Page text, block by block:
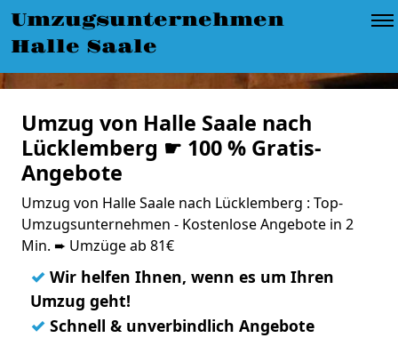
Umzugsunternehmen
Halle Saale
Umzug von Halle Saale nach
Lücklemberg ☛ 100 % Gratis-
Angebote
Umzug von Halle Saale nach Lücklemberg : Top-
Umzugsunternehmen - Kostenlose Angebote in 2
Min. ➨ Umzüge ab 81€
✓ Wir helfen Ihnen, wenn es um Ihren
Umzug geht!
✓ Schnell & unverbindlich Angebote